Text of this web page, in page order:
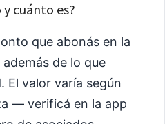
y cuánto es?
que abonás en la
de lo que
El valor varía según
— verificá en la app